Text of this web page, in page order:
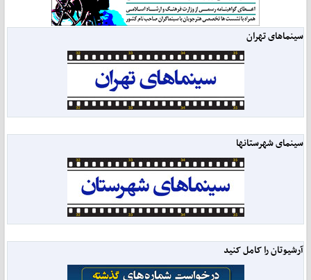
سینماهای تهران
سینمای شهرستانها
آرشیوتان را کامل کنید